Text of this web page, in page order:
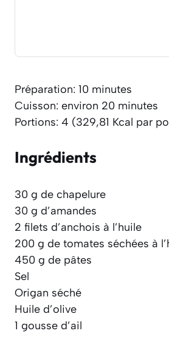
Préparation: 10 minutes
Cuisson: environ 20 minutes
Portions: 4 (329,81 Kcal par
Ingrédients
30 g de chapelure
30 g d’amandes
2 filets d’anchois à l’huile
200 g de tomates séchées à
450 g de pâtes
Sel
Origan séché
Huile d’olive
1 gousse d’ail